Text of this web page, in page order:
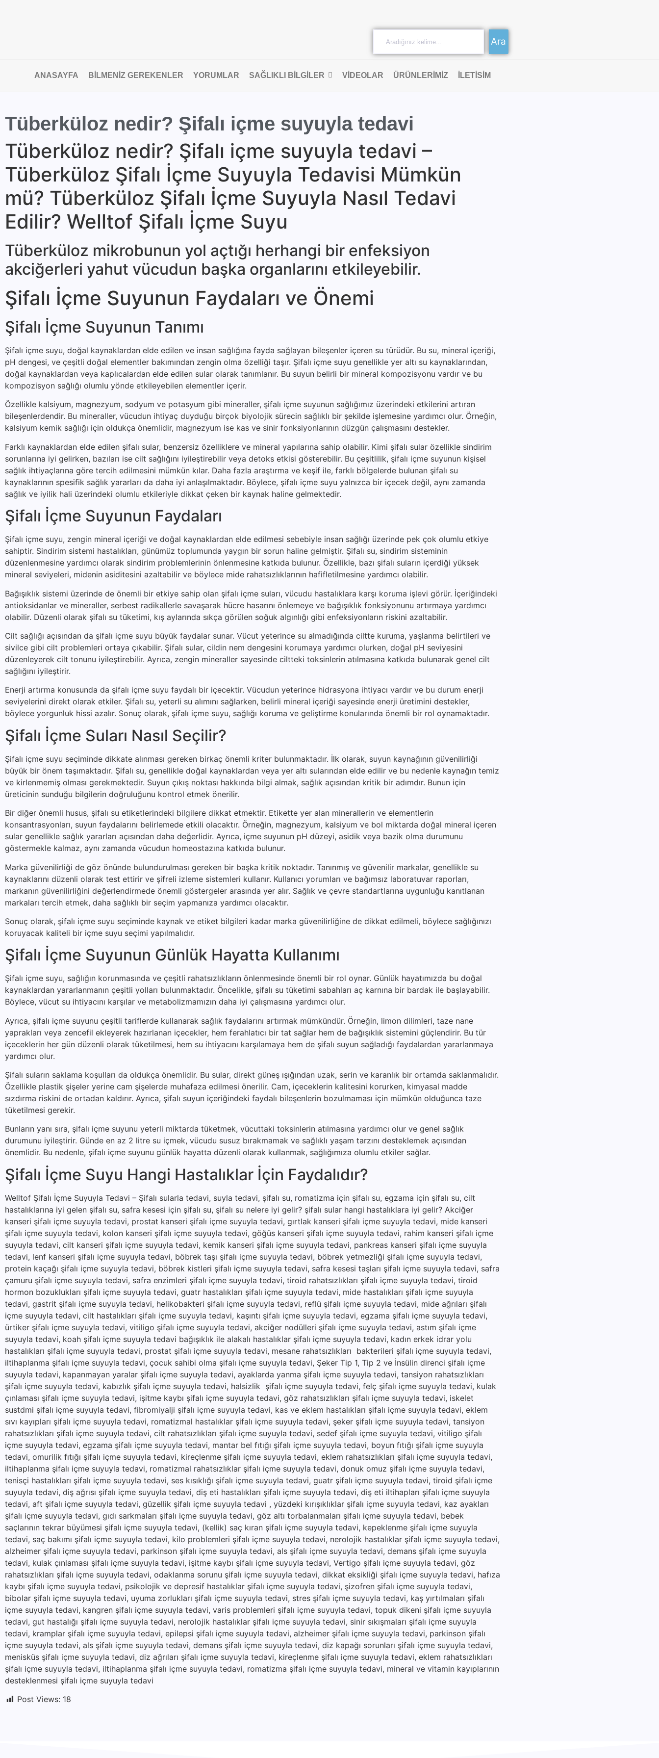
Ara
ANASAYFA BILMENIZ GEREKENLER YORUMLAR SAĞLIKLI BILGILER VIDEOLAR ÜRÜNLERIMIZ ILETISIM
Tüberküloz nedir? Şifalı içme suyuyla tedavi
Tüberküloz nedir? Şifalı içme suyuyla tedavi –
Tüberküloz Şifalı İçme Suyuyla Tedavisi Mümkün
mü? Tüberküloz Şifalı İçme Suyuyla Nasıl Tedavi
Edilir? Welltof Şifalı İçme Suyu
Tüberküloz mik­robunun yol açtığı herhangi bir enfeksiyon
akciğerleri yahut vücudun başka or­ganlarını etkileyebilir.
Şifalı İçme Suyunun Faydaları ve Önemi
Şifalı İçme Suyunun Tanımı
Şifalı içme suyu, doğal kaynaklardan elde edilen ve insan sağlığına fayda sağlayan bileşenler içeren su türüdür. Bu su, mineral içeriği,
pH dengesi, ve çeşitli doğal elementler bakımından zengin olma özelliği taşır. Şifalı içme suyu genellikle yer altı su kaynaklarından,
doğal kaynaklardan veya kaplıcalardan elde edilen sular olarak tanımlanır. Bu suyun belirli bir mineral kompozisyonu vardır ve bu
kompozisyon sağlığı olumlu yönde etkileyebilen elementler içerir.
Özellikle kalsiyum, magnezyum, sodyum ve potasyum gibi mineraller, şifalı içme suyunun sağlığımız üzerindeki etkilerini artıran
bileşenlerdendir. Bu mineraller, vücudun ihtiyaç duyduğu birçok biyolojik sürecin sağlıklı bir şekilde işlemesine yardımcı olur. Örneğin,
kalsiyum kemik sağlığı için oldukça önemlidir, magnezyum ise kas ve sinir fonksiyonlarının düzgün çalışmasını destekler.
Farklı kaynaklardan elde edilen şifalı sular, benzersiz özelliklere ve mineral yapılarına sahip olabilir. Kimi şifalı sular özellikle sindirim
sorunlarına iyi gelirken, bazıları ise cilt sağlığını iyileştirebilir veya detoks etkisi gösterebilir. Bu çeşitlilik, şifalı içme suyunun kişisel
sağlık ihtiyaçlarına göre tercih edilmesini mümkün kılar. Daha fazla araştırma ve keşif ile, farklı bölgelerde bulunan şifalı su
kaynaklarının spesifik sağlık yararları da daha iyi anlaşılmaktadır. Böylece, şifalı içme suyu yalnızca bir içecek değil, aynı zamanda
sağlık ve iyilik hali üzerindeki olumlu etkileriyle dikkat çeken bir kaynak haline gelmektedir.
Şifalı İçme Suyunun Faydaları
Şifalı içme suyu, zengin mineral içeriği ve doğal kaynaklardan elde edilmesi sebebiyle insan sağlığı üzerinde pek çok olumlu etkiye
sahiptir. Sindirim sistemi hastalıkları, günümüz toplumunda yaygın bir sorun haline gelmiştir. Şifalı su, sindirim sisteminin
düzenlenmesine yardımcı olarak sindirim problemlerinin önlenmesine katkıda bulunur. Özellikle, bazı şifalı suların içerdiği yüksek
mineral seviyeleri, midenin asiditesini azaltabilir ve böylece mide rahatsızlıklarının hafifletilmesine yardımcı olabilir.
Bağışıklık sistemi üzerinde de önemli bir etkiye sahip olan şifalı içme suları, vücudu hastalıklara karşı koruma işlevi görür. İçeriğindeki
antioksidanlar ve mineraller, serbest radikallerle savaşarak hücre hasarını önlemeye ve bağışıklık fonksiyonunu artırmaya yardımcı
olabilir. Düzenli olarak şifalı su tüketimi, kış aylarında sıkça görülen soğuk algınlığı gibi enfeksiyonların riskini azaltabilir.
Cilt sağlığı açısından da şifalı içme suyu büyük faydalar sunar. Vücut yeterince su almadığında ciltte kuruma, yaşlanma belirtileri ve
sivilce gibi cilt problemleri ortaya çıkabilir. Şifalı sular, cildin nem dengesini korumaya yardımcı olurken, doğal pH seviyesini
düzenleyerek cilt tonunu iyileştirebilir. Ayrıca, zengin mineraller sayesinde ciltteki toksinlerin atılmasına katkıda bulunarak genel cilt
sağlığını iyileştirir.
Enerji artırma konusunda da şifalı içme suyu faydalı bir içecektir. Vücudun yeterince hidrasyona ihtiyacı vardır ve bu durum enerji
seviyelerini direkt olarak etkiler. Şifalı su, yeterli su alımını sağlarken, belirli mineral içeriği sayesinde enerji üretimini destekler,
böylece yorgunluk hissi azalır. Sonuç olarak, şifalı içme suyu, sağlığı koruma ve geliştirme konularında önemli bir rol oynamaktadır.
Şifalı İçme Suları Nasıl Seçilir?
Şifalı içme suyu seçiminde dikkate alınması gereken birkaç önemli kriter bulunmaktadır. İlk olarak, suyun kaynağının güvenilirliği
büyük bir önem taşımaktadır. Şifalı su, genellikle doğal kaynaklardan veya yer altı sularından elde edilir ve bu nedenle kaynağın temiz
ve kirlenmemiş olması gerekmektedir. Suyun çıkış noktası hakkında bilgi almak, sağlık açısından kritik bir adımdır. Bunun için
üreticinin sunduğu bilgilerin doğruluğunu kontrol etmek önerilir.
Bir diğer önemli husus, şifalı su etiketlerindeki bilgilere dikkat etmektir. Etikette yer alan minerallerin ve elementlerin
konsantrasyonları, suyun faydalarını belirlemede etkili olacaktır. Örneğin, magnezyum, kalsiyum ve bol miktarda doğal mineral içeren
sular genellikle sağlık yararları açısından daha değerlidir. Ayrıca, içme suyunun pH düzeyi, asidik veya bazik olma durumunu
göstermekle kalmaz, aynı zamanda vücudun homeostazına katkıda bulunur.
Marka güvenilirliği de göz önünde bulundurulması gereken bir başka kritik noktadır. Tanınmış ve güvenilir markalar, genellikle su
kaynaklarını düzenli olarak test ettirir ve şifreli izleme sistemleri kullanır. Kullanıcı yorumları ve bağımsız laboratuvar raporları,
markanın güvenilirliğini değerlendirmede önemli göstergeler arasında yer alır. Sağlık ve çevre standartlarına uygunluğu kanıtlanan
markaları tercih etmek, daha sağlıklı bir seçim yapmanıza yardımcı olacaktır.
Sonuç olarak, şifalı içme suyu seçiminde kaynak ve etiket bilgileri kadar marka güvenilirliğine de dikkat edilmeli, böylece sağlığınızı
koruyacak kaliteli bir içme suyu seçimi yapılmalıdır.
Şifalı İçme Suyunun Günlük Hayatta Kullanımı
Şifalı içme suyu, sağlığın korunmasında ve çeşitli rahatsızlıkların önlenmesinde önemli bir rol oynar. Günlük hayatımızda bu doğal
kaynaklardan yararlanmanın çeşitli yolları bulunmaktadır. Öncelikle, şifalı su tüketimi sabahları aç karnına bir bardak ile başlayabilir.
Böylece, vücut su ihtiyacını karşılar ve metabolizmamızın daha iyi çalışmasına yardımcı olur.
Ayrıca, şifalı içme suyunu çeşitli tariflerde kullanarak sağlık faydalarını artırmak mümkündür. Örneğin, limon dilimleri, taze nane
yaprakları veya zencefil ekleyerek hazırlanan içecekler, hem ferahlatıcı bir tat sağlar hem de bağışıklık sistemini güçlendirir. Bu tür
içeceklerin her gün düzenli olarak tüketilmesi, hem su ihtiyacını karşılamaya hem de şifalı suyun sağladığı faydalardan yararlanmaya
yardımcı olur.
Şifalı suların saklama koşulları da oldukça önemlidir. Bu sular, direkt güneş ışığından uzak, serin ve karanlık bir ortamda saklanmalıdır.
Özellikle plastik şişeler yerine cam şişelerde muhafaza edilmesi önerilir. Cam, içeceklerin kalitesini korurken, kimyasal madde
sızdırma riskini de ortadan kaldırır. Ayrıca, şifalı suyun içeriğindeki faydalı bileşenlerin bozulmaması için mümkün olduğunca taze
tüketilmesi gerekir.
Bunların yanı sıra, şifalı içme suyunu yeterli miktarda tüketmek, vücuttaki toksinlerin atılmasına yardımcı olur ve genel sağlık
durumunu iyileştirir. Günde en az 2 litre su içmek, vücudu susuz bırakmamak ve sağlıklı yaşam tarzını desteklemek açısından
önemlidir. Bu nedenle, şifalı içme suyunu günlük hayatta düzenli olarak kullanmak, sağlığımıza olumlu etkiler sağlar.
Şifalı İçme Suyu Hangi Hastalıklar İçin Faydalıdır?
Welltof Şifalı İçme Suyuyla Tedavi – Şifalı sularla tedavi, suyla tedavi, şifalı su, romatizma için şifalı su, egzama için şifalı su, cilt
hastalıklarına iyi gelen şifalı su, safra kesesi için şifalı su, şifalı su nelere iyi gelir? şifalı sular hangi hastalıklara iyi gelir? Akciğer
kanseri şifalı içme suyuyla tedavi, prostat kanseri şifalı içme suyuyla tedavi, gırtlak kanseri şifalı içme suyuyla tedavi, mide kanseri
şifalı içme suyuyla tedavi, kolon kanseri şifalı içme suyuyla tedavi, göğüs kanseri şifalı içme suyuyla tedavi, rahim kanseri şifalı içme
suyuyla tedavi, cilt kanseri şifalı içme suyuyla tedavi, kemik kanseri şifalı içme suyuyla tedavi, pankreas kanseri şifalı içme suyuyla
tedavi, lenf kanseri şifalı içme suyuyla tedavi, böbrek taşı şifalı içme suyuyla tedavi, böbrek yetmezliği şifalı içme suyuyla tedavi,
protein kaçağı şifalı içme suyuyla tedavi, böbrek kistleri şifalı içme suyuyla tedavi, safra kesesi taşları şifalı içme suyuyla tedavi, safra
çamuru şifalı içme suyuyla tedavi, safra enzimleri şifalı içme suyuyla tedavi, tiroid rahatsızlıkları şifalı içme suyuyla tedavi, tiroid
hormon bozuklukları şifalı içme suyuyla tedavi, guatr hastalıkları şifalı içme suyuyla tedavi, mide hastalıkları şifalı içme suyuyla
tedavi, gastrit şifalı içme suyuyla tedavi, helikobakteri şifalı içme suyuyla tedavi, reflü şifalı içme suyuyla tedavi, mide ağrıları şifalı
içme suyuyla tedavi, cilt hastalıkları şifalı içme suyuyla tedavi, kaşıntı şifalı içme suyuyla tedavi, egzama şifalı içme suyuyla tedavi,
ürtiker şifalı içme suyuyla tedavi, vitiligo şifalı içme suyuyla tedavi, akciğer nodülleri şifalı içme suyuyla tedavi, astım şifalı içme
suyuyla tedavi, koah şifalı içme suyuyla tedavi bağışıklık ile alakalı hastalıklar şifalı içme suyuyla tedavi, kadın erkek idrar yolu
hastalıkları şifalı içme suyuyla tedavi, prostat şifalı içme suyuyla tedavi, mesane rahatsızlıkları bakterileri şifalı içme suyuyla tedavi,
iltihaplanma şifalı içme suyuyla tedavi, çocuk sahibi olma şifalı içme suyuyla tedavi, Şeker Tip 1, Tip 2 ve İnsülin direnci şifalı içme
suyuyla tedavi, kapanmayan yaralar şifalı içme suyuyla tedavi, ayaklarda yanma şifalı içme suyuyla tedavi, tansiyon rahatsızlıkları
şifalı içme suyuyla tedavi, kabızlık şifalı içme suyuyla tedavi, halsizlik şifalı içme suyuyla tedavi, felç şifalı içme suyuyla tedavi, kulak
çınlaması şifalı içme suyuyla tedavi, işitme kaybı şifalı içme suyuyla tedavi, göz rahatsızlıkları şifalı içme suyuyla tedavi, iskelet
sustdmi şifalı içme suyuyla tedavi, fibromiyalji şifalı içme suyuyla tedavi, kas ve eklem hastalıkları şifalı içme suyuyla tedavi, eklem
sıvı kayıpları şifalı içme suyuyla tedavi, romatizmal hastalıklar şifalı içme suyuyla tedavi, şeker şifalı içme suyuyla tedavi, tansiyon
rahatsızlıkları şifalı içme suyuyla tedavi, cilt rahatsızlıkları şifalı içme suyuyla tedavi, sedef şifalı içme suyuyla tedavi, vitiligo şifalı
içme suyuyla tedavi, egzama şifalı içme suyuyla tedavi, mantar bel fıtığı şifalı içme suyuyla tedavi, boyun fıtığı şifalı içme suyuyla
tedavi, omurilik fıtığı şifalı içme suyuyla tedavi, kireçlenme şifalı içme suyuyla tedavi, eklem rahatsızlıkları şifalı içme suyuyla tedavi,
iltihaplanma şifalı içme suyuyla tedavi, romatizmal rahatsızlıklar şifalı içme suyuyla tedavi, donuk omuz şifalı içme suyuyla tedavi,
tenisçi hastalıkları şifalı içme suyuyla tedavi, ses kısıklığı şifalı içme suyuyla tedavi, guatr şifalı içme suyuyla tedavi, tiroid şifalı içme
suyuyla tedavi, diş ağrısı şifalı içme suyuyla tedavi, diş eti hastalıkları şifalı içme suyuyla tedavi, diş eti iltihapları şifalı içme suyuyla
tedavi, aft şifalı içme suyuyla tedavi, güzellik şifalı içme suyuyla tedavi , yüzdeki kırışıklıklar şifalı içme suyuyla tedavi, kaz ayakları
şifalı içme suyuyla tedavi, gıdı sarkmaları şifalı içme suyuyla tedavi, göz altı torbalanmaları şifalı içme suyuyla tedavi, bebek
saçlarının tekrar büyümesi şifalı içme suyuyla tedavi, (kellik) saç kıran şifalı içme suyuyla tedavi, kepeklenme şifalı içme suyuyla
tedavi, saç bakımı şifalı içme suyuyla tedavi, kilo problemleri şifalı içme suyuyla tedavi, nerolojik hastalıklar şifalı içme suyuyla tedavi,
alzheimer şifalı içme suyuyla tedavi, parkinson şifalı içme suyuyla tedavi, als şifalı içme suyuyla tedavi, demans şifalı içme suyuyla
tedavi, kulak çınlaması şifalı içme suyuyla tedavi, işitme kaybı şifalı içme suyuyla tedavi, Vertigo şifalı içme suyuyla tedavi, göz
rahatsızlıkları şifalı içme suyuyla tedavi, odaklanma sorunu şifalı içme suyuyla tedavi, dikkat eksikliği şifalı içme suyuyla tedavi, hafıza
kaybı şifalı içme suyuyla tedavi, psikolojik ve depresif hastalıklar şifalı içme suyuyla tedavi, şizofren şifalı içme suyuyla tedavi,
bibolar şifalı içme suyuyla tedavi, uyuma zorlukları şifalı içme suyuyla tedavi, stres şifalı içme suyuyla tedavi, kaş yırtılmaları şifalı
içme suyuyla tedavi, kangren şifalı içme suyuyla tedavi, varis problemleri şifalı içme suyuyla tedavi, topuk dikeni şifalı içme suyuyla
tedavi, gut hastalığı şifalı içme suyuyla tedavi, nerolojik hastalıklar şifalı içme suyuyla tedavi, sinir sıkışmaları şifalı içme suyuyla
tedavi, kramplar şifalı içme suyuyla tedavi, epilepsi şifalı içme suyuyla tedavi, alzheimer şifalı içme suyuyla tedavi, parkinson şifalı
içme suyuyla tedavi, als şifalı içme suyuyla tedavi, demans şifalı içme suyuyla tedavi, diz kapağı sorunları şifalı içme suyuyla tedavi,
menisküs şifalı içme suyuyla tedavi, diz ağrıları şifalı içme suyuyla tedavi, kireçlenme şifalı içme suyuyla tedavi, eklem rahatsızlıkları
şifalı içme suyuyla tedavi, iltihaplanma şifalı içme suyuyla tedavi, romatizma şifalı içme suyuyla tedavi, mineral ve vitamin kayıplarının
desteklenmesi şifalı içme suyuyla tedavi
Post Views: 18